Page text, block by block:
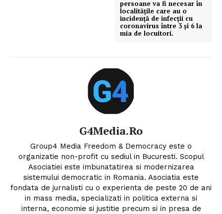
persoane va fi necesar în
localitățile care au o
incidență de infecții cu
coronavirus între 3 și 6 la
mia de locuitori.
G4Media.ro
Group4 Media Freedom & Democracy este o
organizatie non-profit cu sediul in Bucuresti. Scopul
Asociatiei este imbunatatirea si modernizarea
sistemului democratic in Romania. Asociatia este
fondata de jurnalisti cu o experienta de peste 20 de ani
in mass media, specializati in politica externa si
interna, economie si justitie precum si in presa de